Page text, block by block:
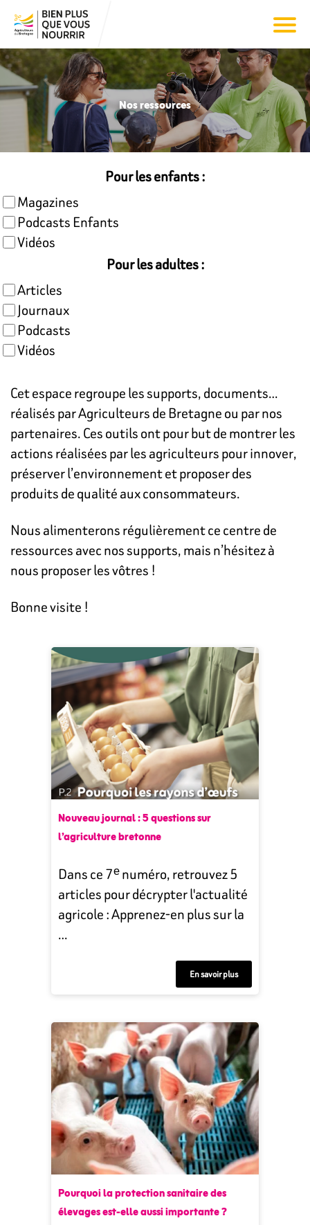
Nos ressources
Pour les enfants :
Magazines
Podcasts Enfants
Vidéos
Pour les adultes :
Articles
Journaux
Podcasts
Vidéos
Cet espace regroupe les supports, documents…
réalisés par Agriculteurs de Bretagne ou par nos
partenaires. Ces outils ont pour but de montrer les
actions réalisées par les agriculteurs pour innover,
préserver l’environnement et proposer des
produits de qualité aux consommateurs.
Nous alimenterons régulièrement ce centre de
ressources avec nos supports, mais n’hésitez à
nous proposer les vôtres !
Bonne visite !
Nouveau journal : 5 questions sur
l’agriculture bretonne
Dans ce 7ᵉ numéro, retrouvez 5
articles pour décrypter l'actualité
agricole : Apprenez-en plus sur la
…
En savoir plus
Pourquoi la protection sanitaire des
élevages est-elle aussi importante ?